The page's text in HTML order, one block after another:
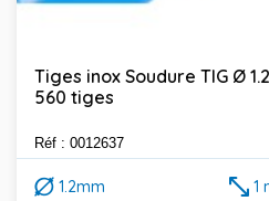
Tiges inox Soudure TIG Ø
560 tiges
Réf : 0012637
1.2mm 1